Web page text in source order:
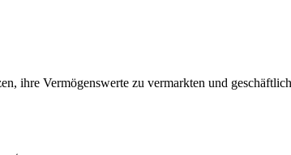
ihre Vermögenswerte zu vermarkten und